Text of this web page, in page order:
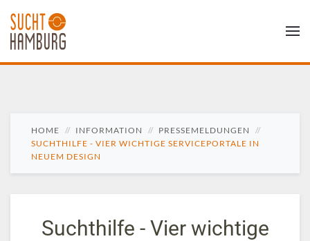
HOME INFORMATION
PRESSEMELDUNGEN
SUCHTHILFE - VIER WICHTIGE SERVICEPORTALE IN
NEUEM DESIGN
Suchthilfe - Vier wichtige